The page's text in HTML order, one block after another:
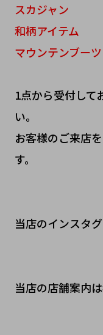
スカジャン
和柄アイテム
マウンテンブーツ
1点から受付して
い。
お客様のご来店
す。
当店のインスタ
当店の店舗案内